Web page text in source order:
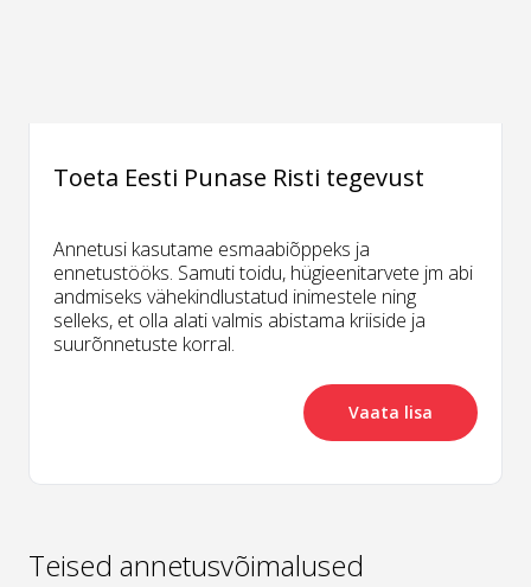
Toeta Eesti Punase Risti tegevust
Annetusi kasutame esmaabiõppeks ja
ennetustööks. Samuti toidu, hügieenitarvete jm abi
andmiseks vähekindlustatud inimestele ning
selleks, et olla alati valmis abistama kriiside ja
suurõnnetuste korral.
Vaata lisa
Teised annetusvõimalused